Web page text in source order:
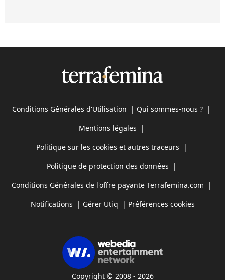
Conditions Générales d'Utilisation | Qui sommes-nous ? |
Mentions légales |
Politique sur les cookies et autres traceurs |
Politique de protection des données |
Conditions Générales de l'offre payante Terrafemina.com |
Notifications | Gérer Utiq | Préférences cookies
Copyright © 2008 - 2026